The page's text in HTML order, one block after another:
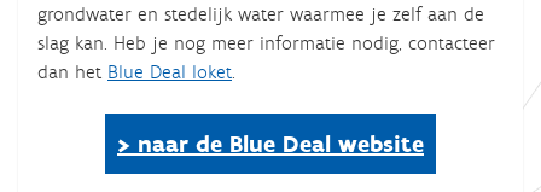
/
n
l
grondwater en stedelijk water waarmee je zelf aan de
slag kan. Heb je nog meer informatie nodig, contacteer
dan het Blue Deal loket
> naar de Blue Deal website